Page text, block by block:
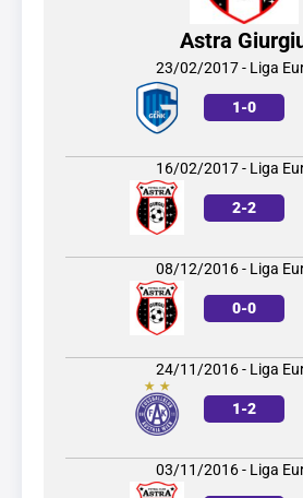
Astra
23/02/2017 - Liga
1-0
16/02/2017 - Liga
2-2
08/12/2016 - Liga
0-0
24/11/2016 - Liga
1-2
03/11/2016 - Liga